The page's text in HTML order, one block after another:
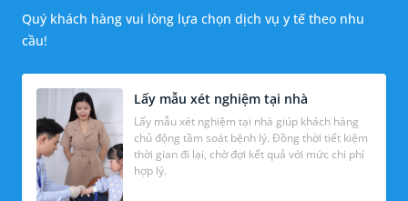
Quý khách hàng vui lòng lựa chọn dịch vụ y tế theo nhu
cầu!
Lấy mẫu xét nghiệm tại nhà
Lấy mẫu xét nghiệm tại nhà giúp khách hàng
chủ động tầm soát bệnh lý. Đồng thời tiết kiệm
thời gian đi lại, chờ đợi kết quả với mức chi phí
hợp lý.